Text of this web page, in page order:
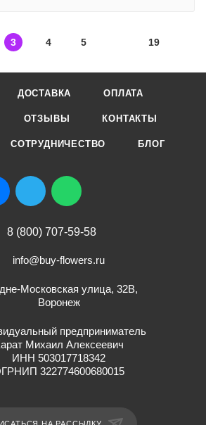
3 4 5 19
ДОСТАВКА ОПЛАТА
ОТЗЫВЫ КОНТАКТЫ
СОТРУДНИЧЕСТВО БЛОГ
8 (800) 707-59-58
info@buy-flowers.ru
Московская улица, 32В,
Воронеж
предприниматель
Михаил Алексеевич
ИНН 503017718342
322774600680015